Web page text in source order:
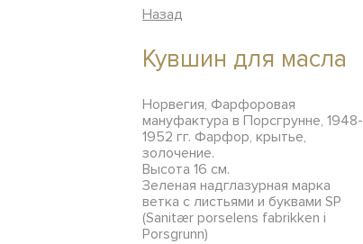
Назад
Кувшин для масла
Норвегия, Фарфоровая
мануфактура в Порсгрунне, 1948-
1952 гг. Фарфор, крытье,
золочение.
Высота 16 см.
Зеленая надглазурная марка
ветка с листьями и буквами SP
(Sanitær porselens fabrikken i
Porsgrunn)